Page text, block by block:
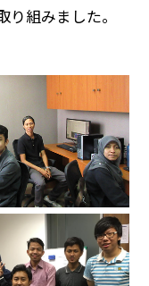
り組みました。